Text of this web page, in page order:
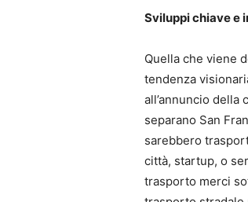
Sviluppi chiave e
Quella che viene
tendenza
all’annuncio della
separano San
sarebbero
città, startup, o
trasporto merci